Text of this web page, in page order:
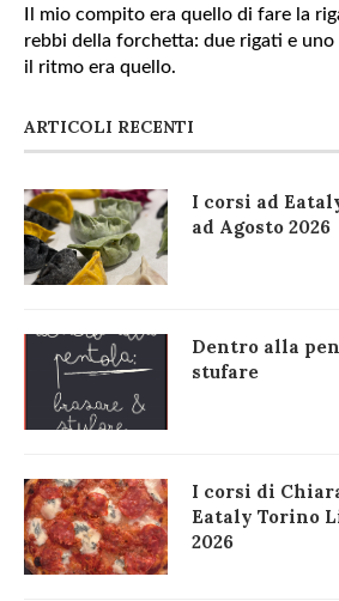
Il mio compito era quello di fare la
rebbi della forchetta: due rigati e
il ritmo era quello.
ARTICOLI RECENTI
I corsi ad
ad Agosto 2026
Dentro alla
stufare
I corsi di
Eataly Torino
2026